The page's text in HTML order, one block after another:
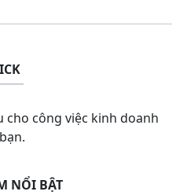
cho công việc kinh doanh
NỔI BẬT